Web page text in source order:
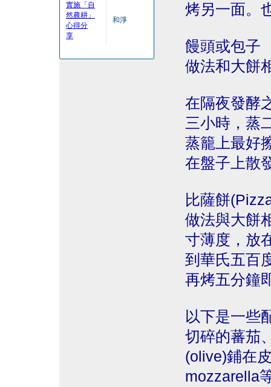
實施「自
然農耕」
心得分
享
和淨
烤另一面。
饅頭或包子
做法和大餅
在隔夜發酵
三小時，蒸
蒸籠上最好
在盤子上散
比薩餅
做法與大餅
寸薄度，放
到華氏五百
再烤五分鐘
以下是一些
切碎的蕃茄
(olive)鋪在
mozzarella